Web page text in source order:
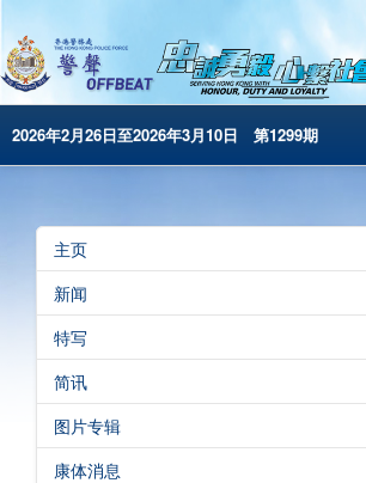
2026年2月26日至2026年3月10日 第1299期
昔日警声
警务处主页
繁體版
English
电子书版
警声特刊
主页
新闻
特写
简讯
图片专辑
康体消息